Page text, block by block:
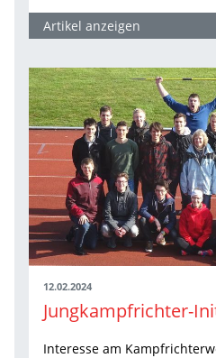
Artikel anzeigen
12.02.2024
Interesse am